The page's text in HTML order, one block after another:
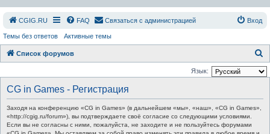
СGIG.RU FAQ Связаться с администрацией Вход
Темы без ответов Активные темы
Список форумов
о
Язык:
CG in Games - Регистрация
Заходя на конференцию «CG in Games» (в дальнейшем «мы», «наш», «CG in Games»,
«http://cgig.ru/forum»), вы подтверждаете своё согласие со следующими условиями.
Если вы не согласны с ними, пожалуйста, не заходите и не пользуйтесь форумами